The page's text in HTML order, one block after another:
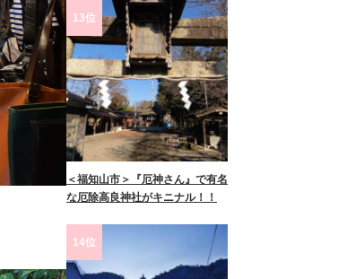
13位
＜福知山市＞『厄神さん』で有名
な厄除高良神社がキニナル！！
14位